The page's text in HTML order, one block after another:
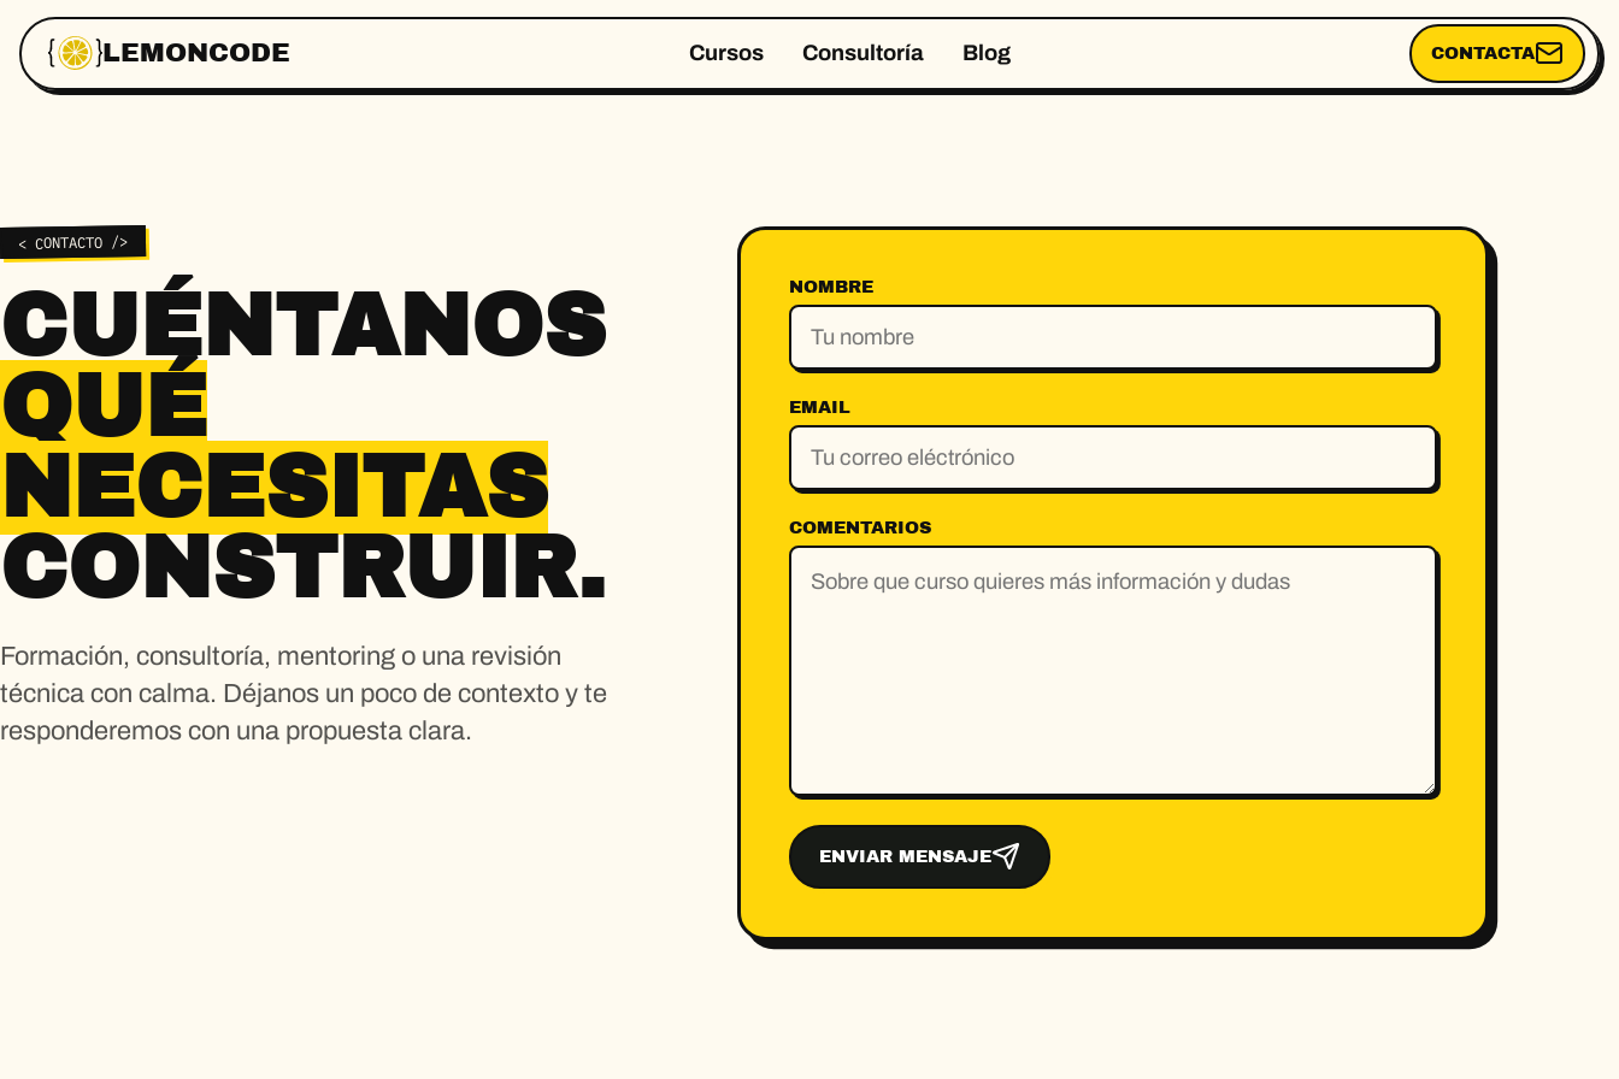
LEMONCODE Cursos Consultoría Blog CONTACTA
< CONTACTO />
CUÉNTANOS
QUÉ
NECESITAS
CONSTRUIR.
Formación, consultoría, mentoring o una revisión
técnica con calma. Déjanos un poco de contexto y te
responderemos con una propuesta clara.
NOMBRE
EMAIL
COMENTARIOS
ENVIAR MENSAJE